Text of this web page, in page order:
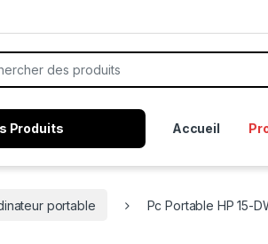
Produits Accueil
portable Pc Portable HP 15-